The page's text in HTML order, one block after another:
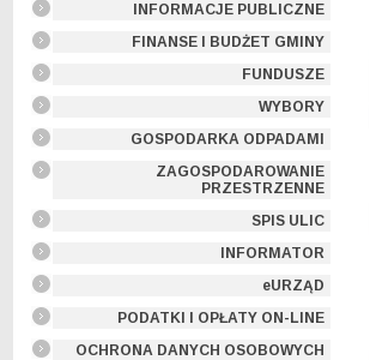
INFORMACJE PUBLICZNE
FINANSE I BUDŻET GMINY
FUNDUSZE
WYBORY
GOSPODARKA ODPADAMI
ZAGOSPODAROWANIE
PRZESTRZENNE
SPIS ULIC
INFORMATOR
eURZĄD
PODATKI I OPŁATY ON-LINE
OCHRONA DANYCH OSOBOWYCH